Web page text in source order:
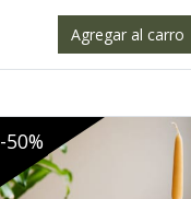
Agregar al carro
-50%